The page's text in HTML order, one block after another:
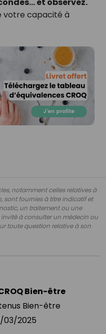
et observez.
votre capacité à
notamment celles relatives à
sont fournies à titre indicatif et
un traitement ou une
à consulter un médecin ou
toute question relative à son
Bien-être
Bien-être
03/2025